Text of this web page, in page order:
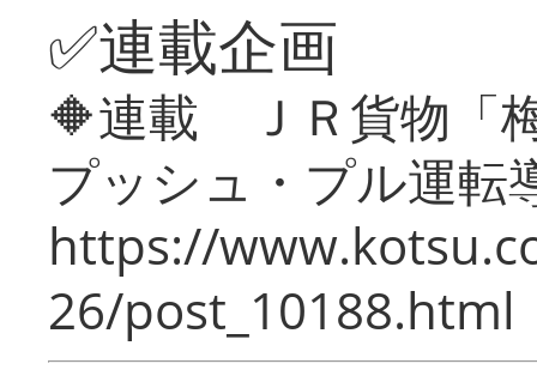
✅連載企画
🔶連載 ＪＲ貨物「
プッシュ・プル運転
https://
26/post_10188.html